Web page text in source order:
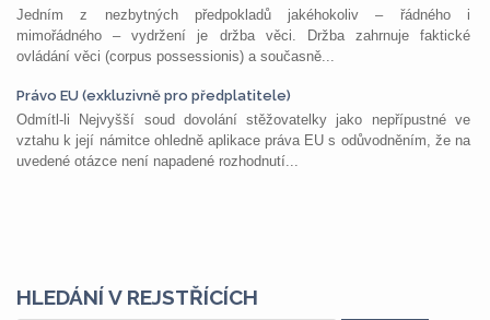
Jedním z nezbytných předpokladů jakéhokoliv – řádného i
mimořádného – vydržení je držba věci. Držba zahrnuje faktické
ovládání věci (corpus possessionis) a současně...
Právo EU (exkluzivně pro předplatitele)
Odmítl-li Nejvyšší soud dovolání stěžovatelky jako nepřípustné ve
vztahu k její námitce ohledně aplikace práva EU s odůvodněním, že na
uvedené otázce není napadené rozhodnutí...
HLEDÁNÍ V REJSTŘÍCÍCH